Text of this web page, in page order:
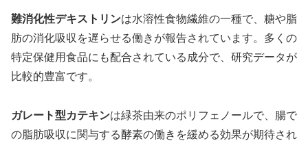
難消化性デキストリンは水溶性食物繊維の一種で、糖や脂
肪の消化吸収を遅らせる働きが報告されています。多くの
特定保健用食品にも配合されている成分で、研究データが
比較的豊富です。
ガレート型カテキンは緑茶由来のポリフェノールで、腸で
の脂肪吸収に関与する酵素の働きを緩める効果が期待され